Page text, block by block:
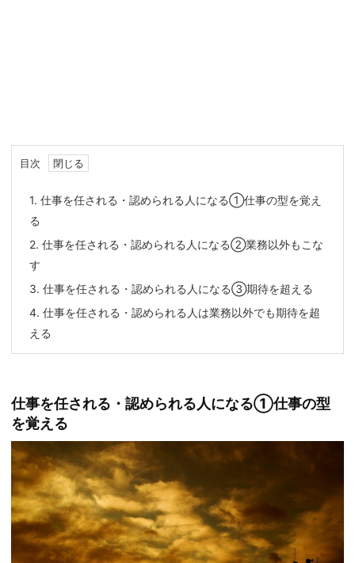
目次
1. 仕事を任される・認められる人になる①仕事の型を覚え
る
2. 仕事を任される・認められる人になる②業務以外もこな
す
3. 仕事を任される・認められる人になる③期待を超える
4. 仕事を任される・認められる人は業務以外でも期待を超
える
仕事を任される・認められる人になる①仕事の型
を覚える